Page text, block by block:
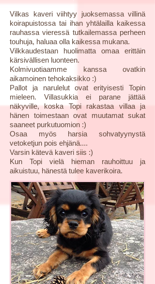
Vilkas kaveri viihtyy juoksemassa villinä
koirapuistossa tai ihan yhtälailla kaikessa
rauhassa vieressä tutkailemassa perheen
touhuja, haluaa olla kaikessa mukana.
Vilkkaudestaan huolimatta omaa erittäin
kärsivällisen luonteen.
Kolmivuotiaamme kanssa ovatkin
aikamoinen tehokaksikko :)
Pallot ja narulelut ovat erityisesti Topin
mieleen. Villasukkia ei parane jättää
näkyville, koska Topi rakastaa villaa ja
hänen toimestaan ovat muutamat sukat
saaneet purkutuomion :)
Osaa myös harsia sohvatyynystä
vetoketjun pois ehjänä....
Varsin kätevä kaveri siis :)
Kun Topi vielä hieman rauhoittuu ja
aikuistuu, hänestä tulee kaverikoira.